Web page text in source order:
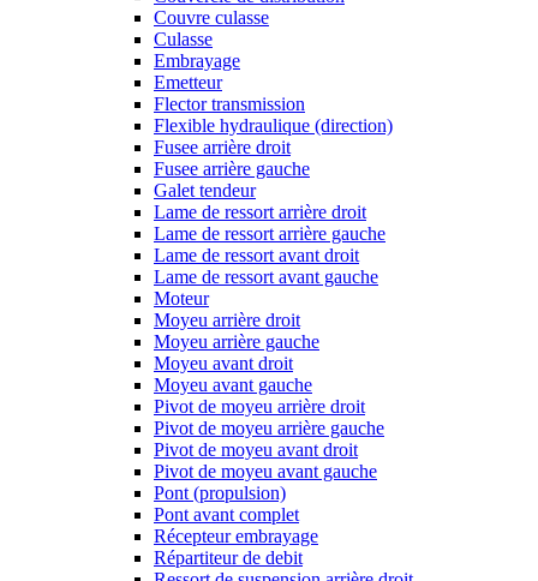
Couvre culasse
Culasse
Embrayage
Emetteur
Flector transmission
Flexible hydraulique (direction)
Fusee arrière droit
Fusee arrière gauche
Galet tendeur
Lame de ressort arrière droit
Lame de ressort arrière gauche
Lame de ressort avant droit
Lame de ressort avant gauche
Moteur
Moyeu arrière droit
Moyeu arrière gauche
Moyeu avant droit
Moyeu avant gauche
Pivot de moyeu arrière droit
Pivot de moyeu arrière gauche
Pivot de moyeu avant droit
Pivot de moyeu avant gauche
Pont (propulsion)
Pont avant complet
Récepteur embrayage
Répartiteur de debit